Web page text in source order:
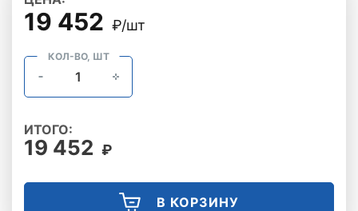
19 452 ₽/шт
КОЛ-ВО, ШТ
ИТОГО:
19 452 ₽
В КОРЗИНУ